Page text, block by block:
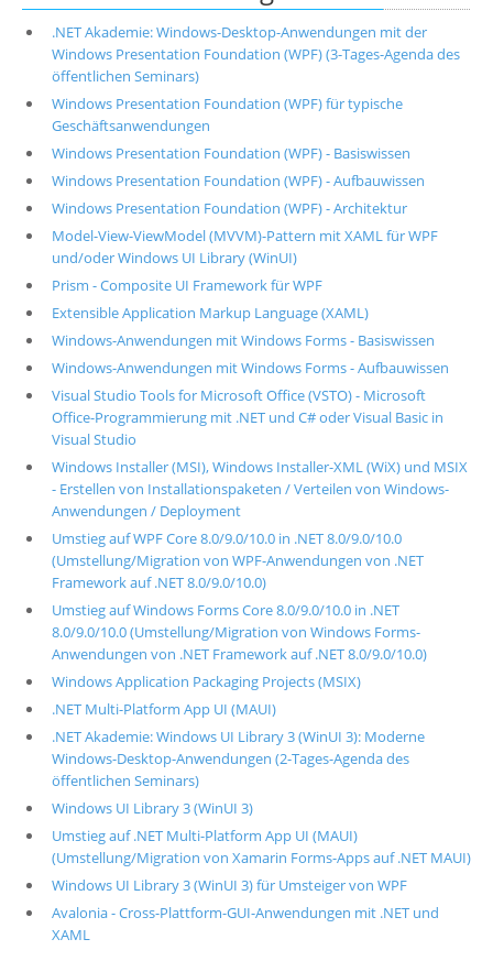
.NET Akademie: Windows-Desktop-Anwendungen mit der
Windows Presentation Foundation (WPF) (3-Tages-Agenda des
öffentlichen Seminars)
Windows Presentation Foundation (WPF) für typische
Geschäftsanwendungen
Windows Presentation Foundation (WPF) - Basiswissen
Windows Presentation Foundation (WPF) - Aufbauwissen
Windows Presentation Foundation (WPF) - Architektur
Model-View-ViewModel (MVVM)-Pattern mit XAML für WPF
und/oder Windows UI Library (WinUI)
Prism - Composite UI Framework für WPF
Extensible Application Markup Language (XAML)
Windows-Anwendungen mit Windows Forms - Basiswissen
Windows-Anwendungen mit Windows Forms - Aufbauwissen
Visual Studio Tools for Microsoft Office (VSTO) - Microsoft
Office-Programmierung mit .NET und C# oder Visual Basic in
Visual Studio
Windows Installer (MSI), Windows Installer-XML (WiX) und MSIX
- Erstellen von Installationspaketen / Verteilen von Windows-
Anwendungen / Deployment
Umstieg auf WPF Core 8.0/9.0/10.0 in .NET 8.0/9.0/10.0
(Umstellung/Migration von WPF-Anwendungen von .NET
Framework auf .NET 8.0/9.0/10.0)
Umstieg auf Windows Forms Core 8.0/9.0/10.0 in .NET
8.0/9.0/10.0 (Umstellung/Migration von Windows Forms-
Anwendungen von .NET Framework auf .NET 8.0/9.0/10.0)
Windows Application Packaging Projects (MSIX)
.NET Multi-Platform App UI (MAUI)
.NET Akademie: Windows UI Library 3 (WinUI 3): Moderne
Windows-Desktop-Anwendungen (2-Tages-Agenda des
öffentlichen Seminars)
Windows UI Library 3 (WinUI 3)
Umstieg auf .NET Multi-Platform App UI (MAUI)
(Umstellung/Migration von Xamarin Forms-Apps auf .NET MAUI)
Windows UI Library 3 (WinUI 3) für Umsteiger von WPF
Avalonia - Cross-Plattform-GUI-Anwendungen mit .NET und
XAML